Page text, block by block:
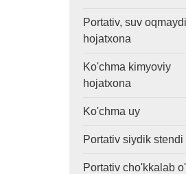
Portativ, suv
hojatxona
Ko'chma kimyoviy
hojatxona
Ko'chma uy
Portativ siydik stendi
Portativ cho'kkalab